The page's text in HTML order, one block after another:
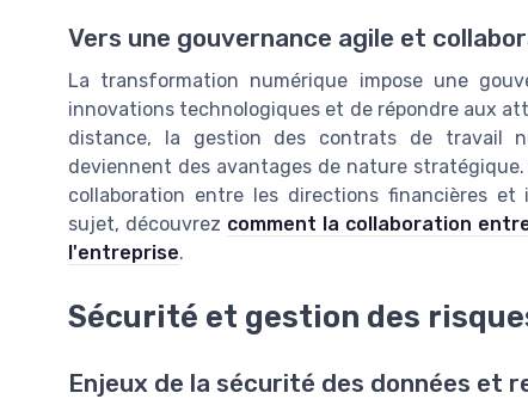
Vers une gouvernance agile et
La transformation numérique impose une
innovations technologiques et de répondre aux
distance, la gestion des contrats de travail
deviennent des avantages de nature
collaboration entre les directions financières
sujet, découvrez comment la collaboration
l'entreprise.
Sécurité et gestion des
Enjeux de la sécurité des données et